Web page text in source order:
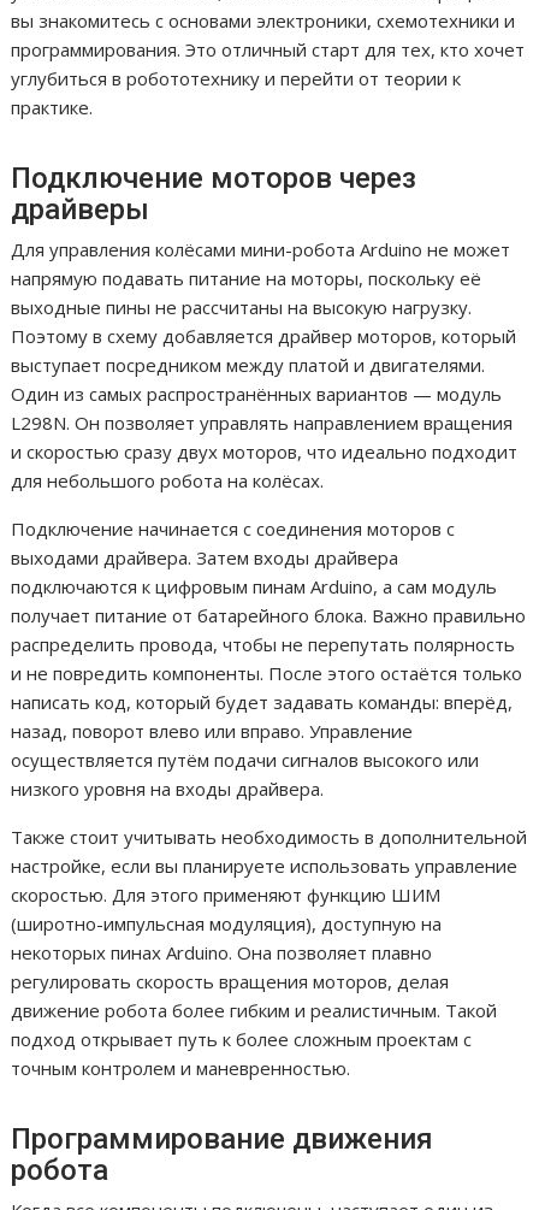
вы знакомитесь с основами электроники, схемотехники и
программирования. Это отличный старт для тех, кто хочет
углубиться в робототехнику и перейти от теории к
практике.
Подключение моторов через
драйверы
Для управления колёсами мини-робота Arduino не может
напрямую подавать питание на моторы, поскольку её
выходные пины не рассчитаны на высокую нагрузку.
Поэтому в схему добавляется драйвер моторов, который
выступает посредником между платой и двигателями.
Один из самых распространённых вариантов — модуль
L298N. Он позволяет управлять направлением вращения
и скоростью сразу двух моторов, что идеально подходит
для небольшого робота на колёсах.
Подключение начинается с соединения моторов с
выходами драйвера. Затем входы драйвера
подключаются к цифровым пинам Arduino, а сам модуль
получает питание от батарейного блока. Важно правильно
распределить провода, чтобы не перепутать полярность
и не повредить компоненты. После этого остаётся только
написать код, который будет задавать команды: вперёд,
назад, поворот влево или вправо. Управление
осуществляется путём подачи сигналов высокого или
низкого уровня на входы драйвера.
Также стоит учитывать необходимость в дополнительной
настройке, если вы планируете использовать управление
скоростью. Для этого применяют функцию ШИМ
(широтно-импульсная модуляция), доступную на
некоторых пинах Arduino. Она позволяет плавно
регулировать скорость вращения моторов, делая
движение робота более гибким и реалистичным. Такой
подход открывает путь к более сложным проектам с
точным контролем и маневренностью.
Программирование движения
робота